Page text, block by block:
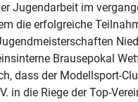
Jugendarbeit im
die erfolgreiche
Brausepokal
dass der Modellsport-
in die Riege der Top-